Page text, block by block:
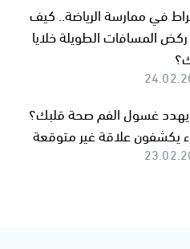
في ممارسة الرياضة.. كيف
المسافات الطويلة خلايا
غسول الفم صحة قلبك؟
يكشفون علاقة غير متوقعة